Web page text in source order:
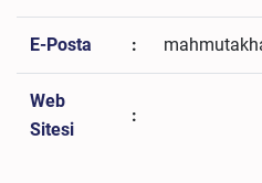
E-Posta :
Web
Sitesi
: